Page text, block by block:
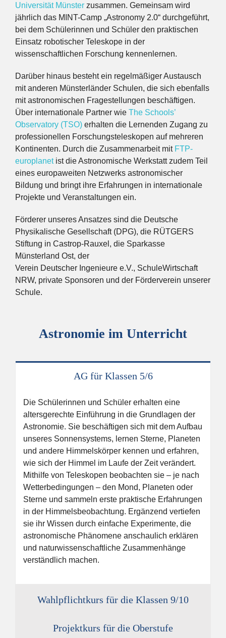
Universität Münsterzusammen. Gemeinsam wird
jährlich das MINT-Camp „Astronomy 2.0“ durchgeführt,
bei dem Schülerinnen und Schüler den praktischen
Einsatz robotischer Teleskope in der
wissenschaftlichen Forschung kennenlernen.
Darüber hinaus besteht ein regelmäßiger Austausch
mit anderen Münsterländer Schulen, die sich ebenfalls
mit astronomischen Fragestellungen beschäftigen.
Über internationale Partner wie The Schools’
Observatory (TSO)erhalten die Lernenden Zugang zu
professionellen Forschungsteleskopen auf mehreren
Kontinenten. Durch die Zusammenarbeit mitFTP-
europlanetist die Astronomische Werkstatt zudem Teil
eines europaweiten Netzwerks astronomischer
Bildung und bringt ihre Erfahrungen in internationale
Projekte und Veranstaltungen ein.
Förderer unseres Ansatzes sind die Deutsche
Physikalische Gesellschaft (DPG), die RÜTGERS
Stiftung in Castrop-Rauxel, die Sparkasse
Münsterland Ost, der
Verein Deutscher Ingenieure e.V., SchuleWirtschaft
NRW, private Sponsoren und der Förderverein unserer
Schule.
Astronomie im Unterricht
AG für Klassen 5/6
Die Schülerinnen und Schüler erhalten eine
altersgerechte Einführung in die Grundlagen der
Astronomie. Sie beschäftigen sich mit dem Aufbau
unseres Sonnensystems, lernen Sterne, Planeten
und andere Himmelskörper kennen und erfahren,
wie sich der Himmel im Laufe der Zeit verändert.
Mithilfe von Teleskopen beobachten sie – je nach
Wetterbedingungen – den Mond, Planeten oder
Sterne und sammeln erste praktische Erfahrungen
in der Himmelsbeobachtung. Ergänzend vertiefen
sie ihr Wissen durch einfache Experimente, die
astronomische Phänomene anschaulich erklären
und naturwissenschaftliche Zusammenhänge
verständlich machen.
Wahlpflichtkurs für die Klassen 9/10
Projektkurs für die Oberstufe